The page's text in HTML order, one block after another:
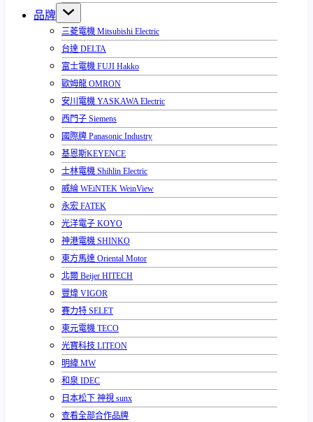
品牌
三菱電機 Mitsubishi Electric
台達 DELTA
富士電機 FUJI Hakko
歐姆龍 OMRON
安川電機 YASKAWA Electric
西門子 Siemens
國際牌 Panasonic Industry
基恩斯KEYENCE
士林電機 Shihlin Electric
威綸 WEiNTEK WeinView
永宏 FATEK
光洋電子 KOYO
神港電機 SHINKO
東方馬達 Oriental Motor
北爾 Beijer HITECH
豐煒 VIGOR
賽力特 SELET
東元電機 TECO
光寶科技 LITEON
明緯 MW
和泉 IDEC
日本松下 神視 sunx
查看全部合作品牌